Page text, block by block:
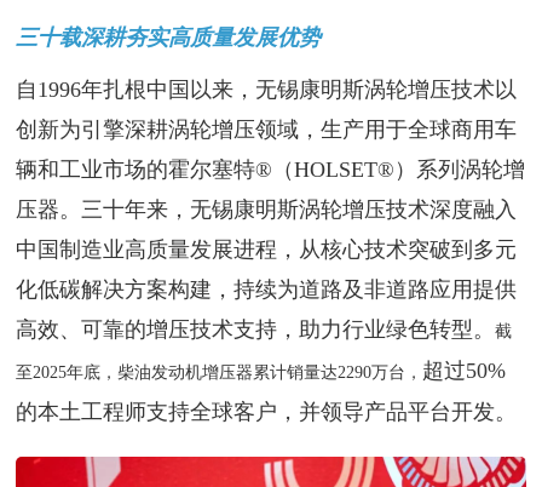
三十载深耕夯实高质量发展优势
自1996年扎根中国以来，无锡康明斯涡轮增压技术以
创新为引擎深耕涡轮增压领域，生产用于全球商用车
辆和工业市场的霍尔塞特®（HOLSET®）系列涡轮增
压器。三十年来，无锡康明斯涡轮增压技术深度融入
中国制造业高质量发展进程，从核心技术突破到多元
化低碳解决方案构建，持续为道路及非道路应用提供
高效、可靠的增压技术支持，助力行业绿色转型。截
至2025年底，柴油发动机增压器累计销量达2290万台， 超过50%
的本土工程师支持全球客户，并领导产品平台开发。